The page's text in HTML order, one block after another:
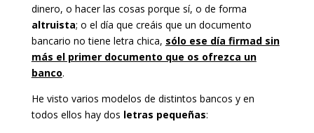
dinero, o hacer las cosas porque sí, o de forma
altruista; o el día que creáis que un documento
bancario no tiene letra chica, sólo ese día firmad sin
más el primer documento que os ofrezca un
banco.
He visto varios modelos de distintos bancos y en
todos ellos hay dos letras pequeñas: